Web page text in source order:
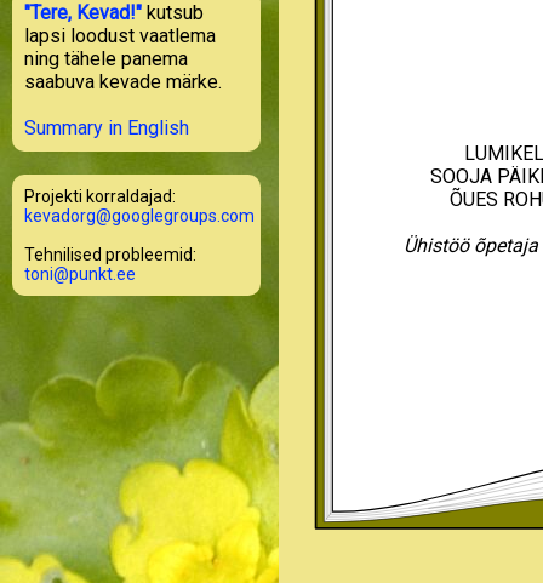
"Tere, Kevad!" kutsub
lapsi loodust vaatlema
ning tähele panema
saabuva kevade märke.
Summary in English
Projekti korraldajad:
kevadorg@googlegroups.com
Tehnilised probleemid:
toni@punkt.ee
SOOJA
ÕUES
Ühistöö